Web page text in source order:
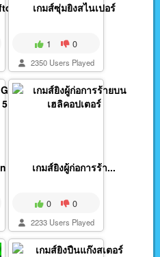
เกมส์ซุ่มยิงสไนเปอร์
1 0
2350 Users Played
A... เกมส์ยิงผู้ก่อการร้า...
0 0
2233 Users Played